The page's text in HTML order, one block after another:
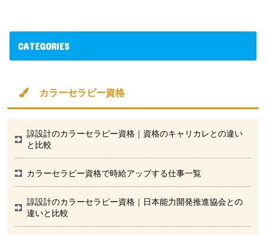
CATEGORIES
カラーセラピー資格
諒設計のカラーセラピー資格｜資格のキャリカレとの違い
と比較
カラーセラピー資格で時給アップする仕事一覧
諒設計のカラーセラピー資格｜日本能力開発推進協会との
違いと比較